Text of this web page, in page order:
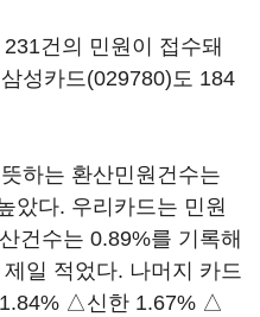
건의 민원이 접수돼
삼성카드(029780)도 184
하는 환산민원건수는
았다. 우리카드는 민원
건수는 0.89%를 기록해
일 적었다. 나머지 카드
△신한 1.67% △